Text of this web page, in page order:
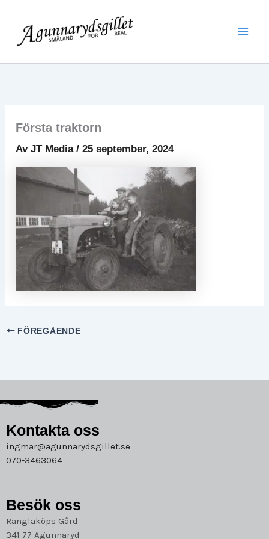
innehåll
Första traktorn
Av JT Media/25 september, 2024
FÖREGÅENDE
Kontakta oss
ingmar@agunnarydsgillet.se
070-3463064
Besök oss
Ranglaköps Gård
341 77 Agunnaryd